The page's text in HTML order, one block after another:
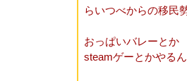
らいつべからの移民
おっぱいバレーとか
steamゲーとかやる